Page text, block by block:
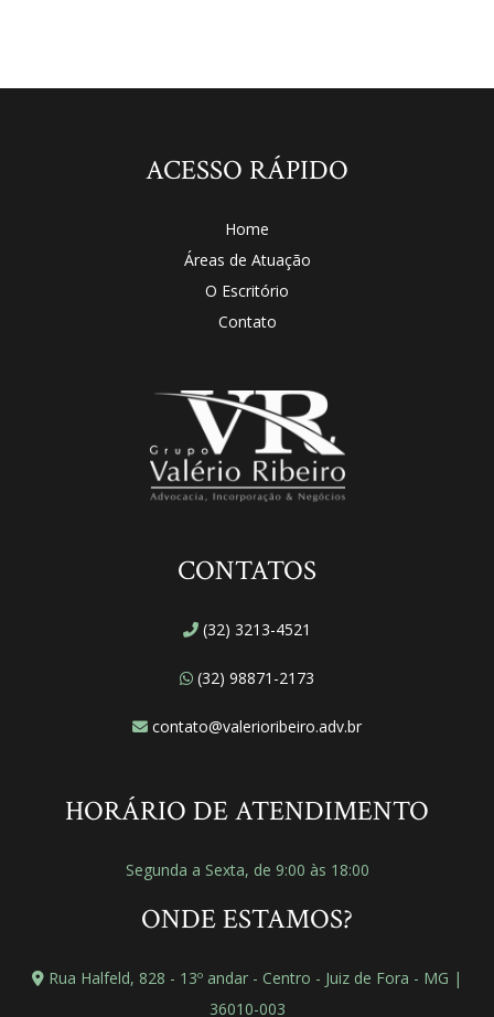
ACESSO RÁPIDO
Home
Áreas de Atuação
O Escritório
Contato
CONTATOS
(32) 3213-4521
(32) 98871-2173
contato@valerioribeiro.adv.br
HORÁRIO DE ATENDIMENTO
Segunda a Sexta, de 9:00 às 18:00
ONDE ESTAMOS?
Rua Halfeld, 828 - 13º andar - Centro - Juiz de Fora - MG |
36010-003